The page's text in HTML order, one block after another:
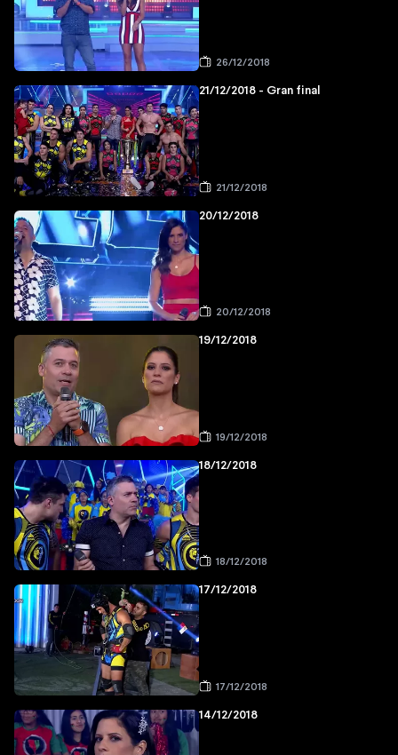
26/12/2018
21/12/2018 - Gran final
21/12/2018
20/12/2018
20/12/2018
19/12/2018
19/12/2018
18/12/2018
18/12/2018
17/12/2018
17/12/2018
14/12/2018